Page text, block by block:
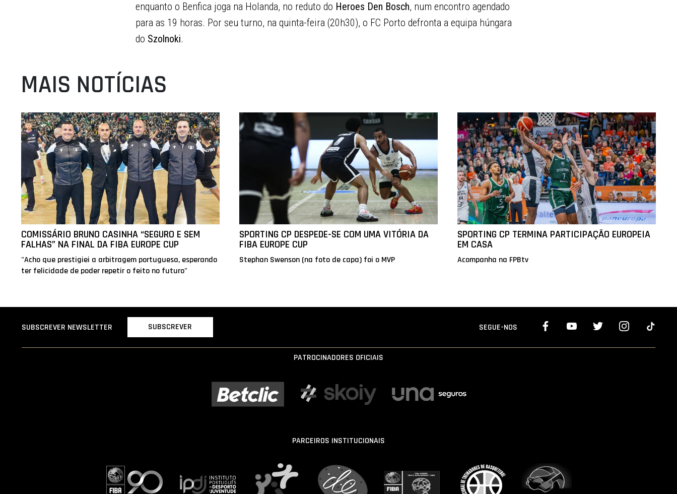
enquanto o Benfica joga na Holanda, no reduto do Heroes Den Bosch, num encontro agendado
para as 19 horas. Por seu turno, na quinta-feira (20h30), o FC Porto defronta a equipa húngara
do Szolnoki.
MAIS NOTÍCIAS
COMISSÁRIO BRUNO CASINHA “SEGURO E SEM
FALHAS” NA FINAL DA FIBA EUROPE CUP
"Acho que prestigiei a arbitragem portuguesa, esperando
ter felicidade de poder repetir o feito no futuro"
SPORTING CP DESPEDE-SE COM UMA VITÓRIA DA
FIBA EUROPE CUP
Stephan Swenson (na foto de capa) foi o MVP
SPORTING CP TERMINA PARTICIPAÇÃO EUROPEIA
EM CASA
Acompanha na FPBtv
SUBSCREVER NEWSLETTER SUBSCREVER SEGUE-NOS
PATROCINADORES OFICIAIS
PARCEIROS INSTITUCIONAIS